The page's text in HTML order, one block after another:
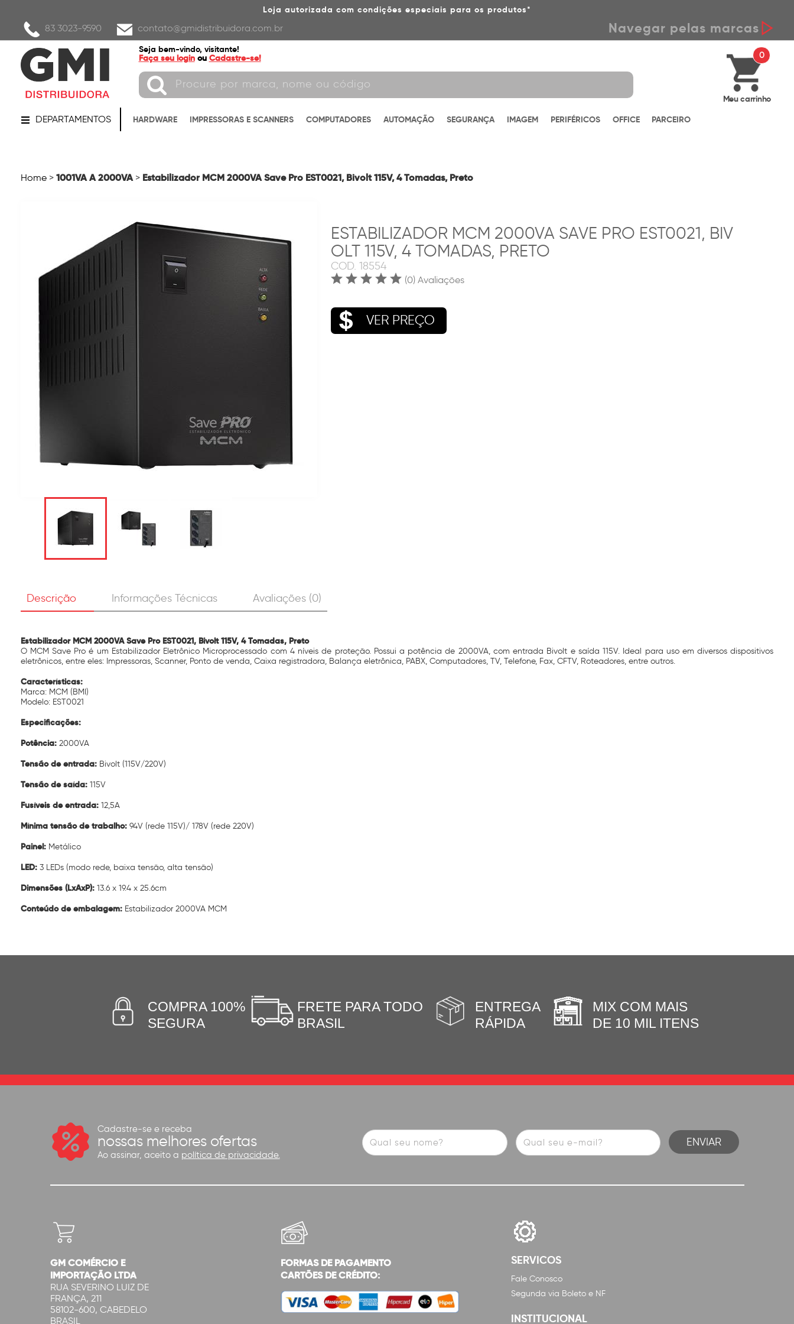
Loja autorizada com condições especiais para os produtos*
83 3023-9590 contato@gmidistribuidora.com.br Navegar pelas marcas
Seja bem-vindo, visitante!
Faça seu login ou Cadastre-se! 0
Meu carrinho
DEPARTAMENTOS HARDWARE IMPRESSORAS E SCANNERS COMPUTADORES AUTOMAÇÃO SEGURANÇA IMAGEM PERIFÉRICOS OFFICE PARCEIRO
Home > 1001VA A 2000VA > Estabilizador MCM 2000VA Save Pro EST0021, Bivolt 115V, 4 Tomadas, Preto
ESTABILIZADOR MCM 2000VA SAVE PRO EST0021, BIV
OLT 115V, 4 TOMADAS, PRETO
COD. 18554
(0) Avaliações
VER PREÇO
Descrição Informações Técnicas Avaliações (0)
Estabilizador MCM 2000VA Save Pro EST0021, Bivolt 115V, 4 Tomadas, Preto
O MCM Save Pro é um Estabilizador Eletrônico Microprocessado com 4 níveis de proteção. Possui a potência de 2000VA, com entrada Bivolt e saída 115V. Ideal para uso em diversos dispositivos
eletrônicos, entre eles: Impressoras, Scanner, Ponto de venda, Caixa registradora, Balança eletrônica, PABX, Computadores, TV, Telefone, Fax, CFTV, Roteadores, entre outros.
Características:
Marca: MCM (BMI)
Modelo: EST0021
Especificações:
Potência:2000VA
Tensão de entrada: Bivolt (115V/220V)
Tensão de saída:115V
Fusíveis de entrada: 12,5A
Mínima tensão de trabalho:94V (rede 115V)/ 178V (rede 220V)
Painel: Metálico
LED:3 LEDs (modo rede, baixa tensão, alta tensão)
Dimensões (LxAxP):13.6 x 19.4 x 25.6cm
Conteúdo de embalagem:Estabilizador 2000VA MCM
COMPRA 100%
SEGURA
FRETE PARA TODO
BRASIL
ENTREGA
RÁPIDA
MIX COM MAIS
DE 10 MIL ITENS
Cadastre-se e receba
nossas melhores ofertas
Ao assinar, aceito a política de privacidade.
GM COMÉRCIO E
IMPORTAÇÃO LTDA
RUA SEVERINO LUIZ DE
FRANÇA, 211
58102-600, CABEDELO
BRASIL
FORMAS DE PAGAMENTO
CARTÕES DE CRÉDITO:
SERVICOS
Fale Conosco
Segunda via Boleto e NF
INSTITUCIONAL